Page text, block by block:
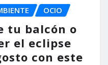
OCIO
tu balcón o
el eclipse
con este